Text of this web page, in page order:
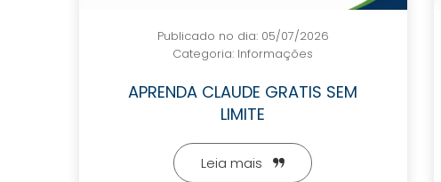
Publicado no dia: 05/07/2026
Categoria: Informações
APRENDA CLAUDE GRATIS SEM
LIMITE
Leia mais